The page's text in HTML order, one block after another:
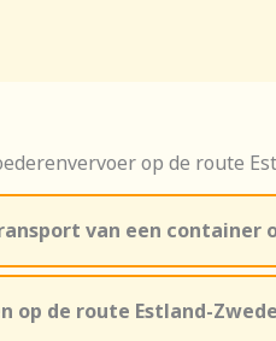
op de route
van een container
op de route Estland-